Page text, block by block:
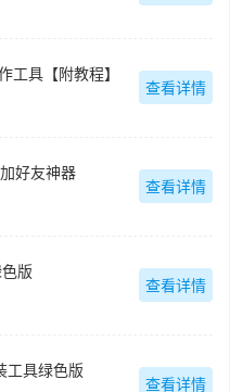
工具【附教程】
查看详情
好友神器
查看详情
版
查看详情
工具绿色版
查看详情